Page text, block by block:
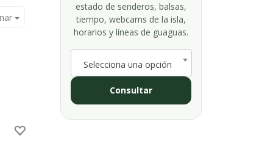
estado de senderos, balsas,
tiempo, webcams de la isla,
horarios y líneas de guaguas.
Selecciona una opción
Consultar